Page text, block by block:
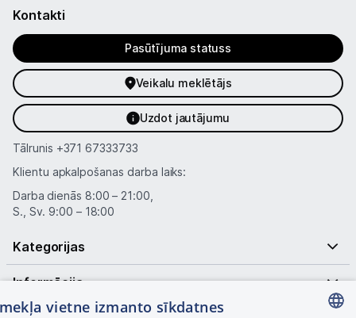
Kontakti
Pasūtījuma statuss
Veikalu meklētājs
Uzdot jautājumu
Tālrunis +371 67333733
Klientu apkalpošanas darba laiks:
Darba dienās 8:00 – 21:00,
S., Sv. 9:00 – 18:00
Kategorijas
Informācija
vietne izmanto sīkdatnes